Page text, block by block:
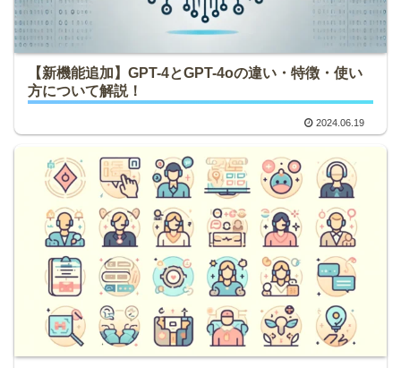
【新機能追加】GPT-4とGPT-4oの違い・特徴・使い
方について解説！
2024.06.19